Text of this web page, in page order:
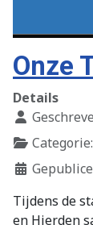
Onze
Details
Categorie:
Tijdens de
en Hierden